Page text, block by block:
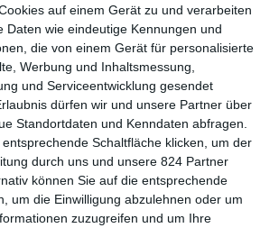
auf einem Gerät zu und verarbeiten
Daten wie eindeutige Kennungen und
die von einem Gerät für personalisierte
Werbung und Inhaltsmessung,
und Serviceentwicklung gesendet
dürfen wir und unsere Partner über
Standortdaten und Kenndaten abfragen.
Schaltfläche klicken, um der
durch uns und unsere 824 Partner
können Sie auf die entsprechende
um die Einwilligung abzulehnen oder um
zuzugreifen und um Ihre
schicken ihre Werke ins Rennen
Euforiabeispielsweise erzählt die
grundverschiedener Brüder.
Landvermesserin mit einem kuriosen
Und dann wäre da nochBack Home, das
Ansatz zur Lösung der Flüchtlingsthematik
es wie immer ein Rahmenprogramm, das
ein Konzert und eine Fotoausstellung
von Essen und Film enthält.